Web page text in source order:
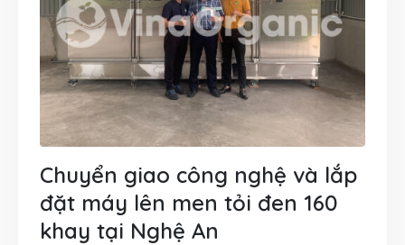
Chuyển giao công nghệ và lắp
đặt máy lên men tỏi đen 160
khay tại Nghệ An